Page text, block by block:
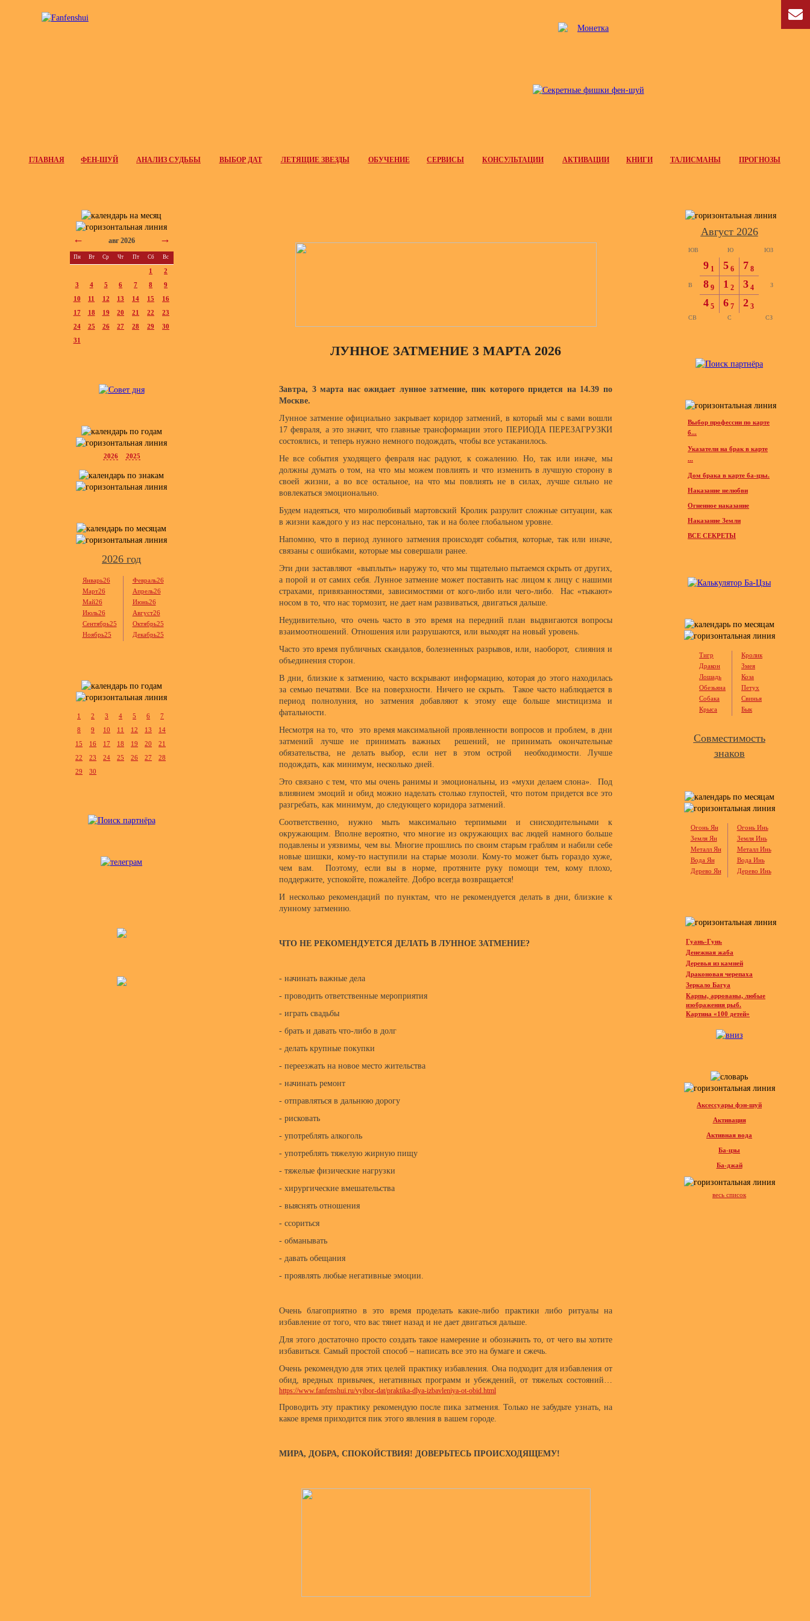
ГЛАВНАЯ ФЕН-ШУЙ АНАЛИЗ СУДЬБЫ ВЫБОР ДАТ ЛЕТЯЩИЕ ЗВЕЗДЫ ОБУЧЕНИЕ СЕРВИСЫ КОНСУЛЬТАЦИИ АКТИВАЦИИ КНИГИ ТАЛИСМАНЫ ПРОГНОЗЫ
→
← авг 2026
Пн Вт Ср Чт Пт Сб Вс
1
2
3
4 5 6 7 8
9
10
11 12 13 14 15
16
17
18 19 20 21 22
23
24
25 26 27 28 29
30
31
2026 2025
2026 год
Январь26
Февраль26
Март26
Апрель26
Май26
Июнь26
Июль26
Август26
Сентябрь25
Октябрь25
Ноябрь25
Декабрь25
1 2 3 4 5 6
7
8
9 10 11 12 13
14
15
16 17 18 19 20
21
22
23 24 25 26 27
28
29
30
ЛУННОЕ ЗАТМЕНИЕ 3 МАРТА 2026
Завтра, 3 марта нас ожидает лунное затмение, пик которого придется на 14.39 по
Москве.
Лунное затмение официально закрывает коридор затмений, в который мы с вами вошли
17 февраля, а это значит, что главные трансформации этого ПЕРИОДА ПЕРЕЗАГРУЗКИ
состоялись, и теперь нужно немного подождать, чтобы все устаканилось.
Не все события уходящего февраля нас радуют, к сожалению. Но, так или иначе, мы
должны думать о том, на что мы можем повлиять и что изменить в лучшую сторону в
своей жизни, а во все остальное, на что мы повлиять не в силах, лучше сильно не
вовлекаться эмоционально.
Будем надеяться, что миролюбивый мартовский Кролик разрулит сложные ситуации, как
в жизни каждого у из нас персонально, так и на более глобальном уровне.
Напомню, что в период лунного затмения происходят события, которые, так или иначе,
связаны с ошибками, которые мы совершали ранее.
Эти дни заставляют «выплыть» наружу то, что мы тщательно пытаемся скрыть от других,
а порой и от самих себя. Лунное затмение может поставить нас лицом к лицу с нашими
страхами, привязанностями, зависимостями от кого-либо или чего-либо. Нас «тыкают»
носом в то, что нас тормозит, не дает нам развиваться, двигаться дальше.
Неудивительно, что очень часто в это время на передний план выдвигаются вопросы
взаимоотношений. Отношения или разрушаются, или выходят на новый уровень.
Часто это время публичных скандалов, болезненных разрывов, или, наоборот, слияния и
объединения сторон.
В дни, близкие к затмению, часто вскрывают информацию, которая до этого находилась
за семью печатями. Все на поверхности. Ничего не скрыть. Такое часто наблюдается в
период полнолуния, но затмения добавляют к этому еще больше мистицизма и
фатальности.
Несмотря на то, что это время максимальной проявленности вопросов и проблем, в дни
затмений лучше не принимать важных решений, не принимать окончательные
обязательства, не делать выбор, если нет в этом острой необходимости. Лучше
подождать, как минимум, несколько дней.
Это связано с тем, что мы очень ранимы и эмоциональны, из «мухи делаем слона». Под
влиянием эмоций и обид можно наделать столько глупостей, что потом придется все это
разгребать, как минимум, до следующего коридора затмений.
Соответственно, нужно мыть максимально терпимыми и снисходительными к
окружающим. Вполне вероятно, что многие из окружающих вас людей намного больше
подавлены и уязвимы, чем вы. Многие прошлись по своим старым граблям и набили себе
новые шишки, кому-то наступили на старые мозоли. Кому-то может быть гораздо хуже,
чем вам. Поэтому, если вы в норме, протяните руку помощи тем, кому плохо,
поддержите, успокойте, пожалейте. Добро всегда возвращается!
И несколько рекомендаций по пунктам, что не рекомендуется делать в дни, близкие к
лунному затмению.
ЧТО НЕ РЕКОМЕНДУЕТСЯ ДЕЛАТЬ В ЛУННОЕ ЗАТМЕНИЕ?
- начинать важные дела
- проводить ответственные мероприятия
- играть свадьбы
- брать и давать что-либо в долг
- делать крупные покупки
- переезжать на новое место жительства
- начинать ремонт
- отправляться в дальнюю дорогу
- рисковать
- употреблять алкоголь
- употреблять тяжелую жирную пищу
- тяжелые физические нагрузки
- хирургические вмешательства
- выяснять отношения
- ссориться
- обманывать
- давать обещания
- проявлять любые негативные эмоции.
Очень благоприятно в это время проделать какие-либо практики либо ритуалы на
избавление от того, что вас тянет назад и не дает двигаться дальше.
Для этого достаточно просто создать такое намерение и обозначить то, от чего вы хотите
избавиться. Самый простой способ – написать все это на бумаге и сжечь.
Очень рекомендую для этих целей практику избавления. Она подходит для избавления от
обид, вредных привычек, негативных программ и убеждений, от тяжелых состояний…
https://www.fanfenshui.ru/vyibor-dat/praktika-dlya-izbavleniya-ot-obid.html
Проводить эту практику рекомендую после пика затмения. Только не забудьте узнать, на
какое время приходится пик этого явления в вашем городе.
МИРА, ДОБРА, СПОКОЙСТВИЯ! ДОВЕРЬТЕСЬ ПРОИСХОДЯЩЕМУ!
Август 2026
ЮВ
9 1
Ю
5 6
ЮЗ
7 8
В 8 9 1 2 З
3 4
СВ
4 5
С
6 7
СЗ
2 3
Выбор профессии по карте
б...
Указатели на брак в карте
...
Дом брака в карте ба-цзы.
Наказание нелюбви
Огненное наказание
Наказание Земли
ВСЕ СЕКРЕТЫ
Тигр
Кролик
Дракон
Змея
Лошадь
Коза
Обезьяна
Петух
Собака
Свинья
Крыса
Бык
Совместимость
знаков
Огонь Ян
Огонь Инь
Земля Ян
Земля Инь
Металл Ян
Металл Инь
Вода Ян
Вода Инь
Дерево Ян
Дерево Инь
Гуань-Гунь
Денежная жаба
Деревья из камней
Драконовая черепаха
Зеркало Багуа
Карпы, аррованы, любые
изображения рыб.
Картина «100 детей»
Аксессуары фэн-шуй
Активация
Активная вода
Ба-цзы
Ба-джай
весь список